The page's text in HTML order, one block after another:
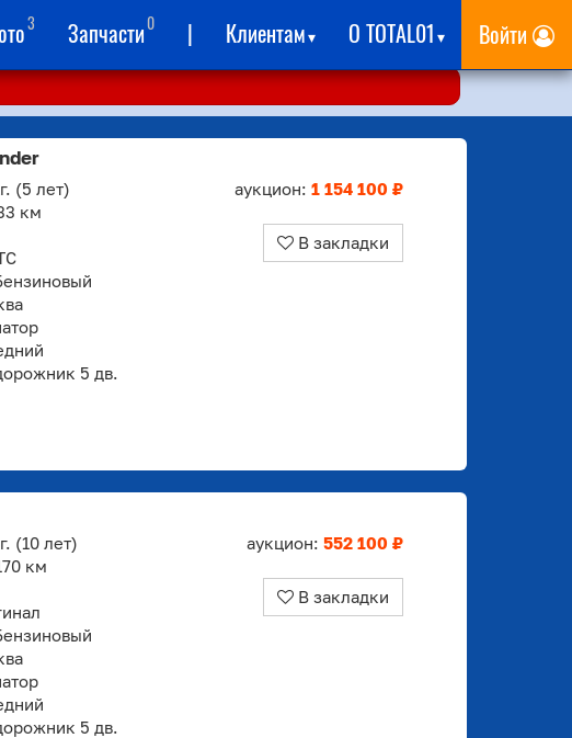
3 Запчасти0 | Клиентам▾ О TOTAL01▾ Войти
(5 лет)
км
5 дв.
аукцион:1 154 100 ₽
В закладки
(10 лет)
км
5 дв.
аукцион:552 100 ₽
В закладки